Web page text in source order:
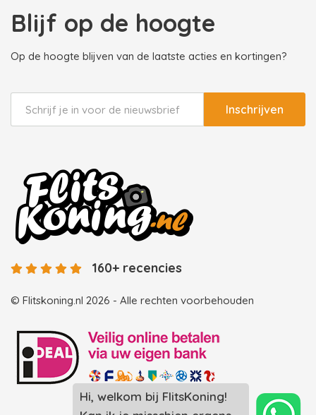
Hi, welkom bij FlitsKoning!
Blijf op de hoogte
Op de hoogte blijven van de laatste acties en kortingen?
Inschrijven
© Flitskoning.nl 2026 - Alle rechten voorbehouden
160+ recencies
Landingspagina overzicht photobooths